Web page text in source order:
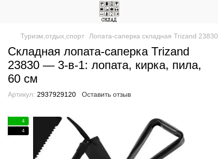
Туризм,отдых,спорт Лопата-саперка складная Trizand
Складная лопата-саперка Trizand
23830 — 3-в-1: лопата, кирка, пила,
60 см
Артикул: 2937929120 Оставить отзыв
4
4